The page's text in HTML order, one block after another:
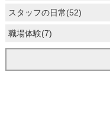
スタッフの日常(52)
職場体験(7)